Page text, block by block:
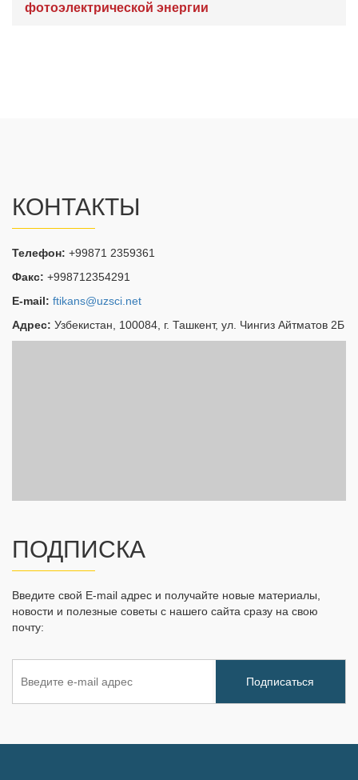
фотоэлектрической энергии
КОНТАКТЫ
Телефон: +99871 2359361
Факс: +998712354291
E-mail: ftikans@uzsci.net
Адрес: Узбекистан, 100084, г. Ташкент, ул. Чингиз Айтматов 2Б
ПОДПИСКА
Введите свой E-mail адрес и получайте новые материалы,
новости и полезные советы с нашего сайта сразу на свою
почту: